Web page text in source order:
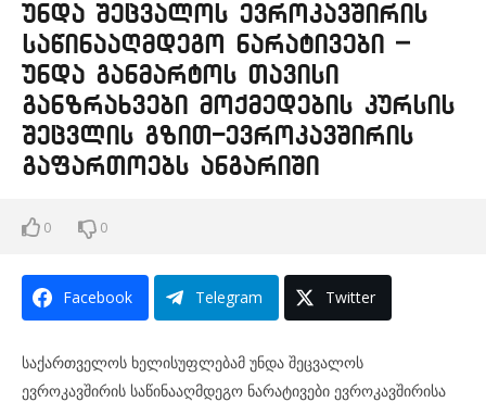
უნდა შეცვალოს ევროკავშირის
საწინააღმდეგო ნარატივები –
უნდა განმარტოს თავისი
განზრახვები მოქმედების კურსის
შეცვლის გზით-ევროკავშირის
გაფართოებს ანგარიში
0 0
Facebook Telegram Twitter
საქართველოს ხელისუფლებამ უნდა შეცვალოს
ევროკავშირის საწინააღმდეგო ნარატივები ევროკავშირისა